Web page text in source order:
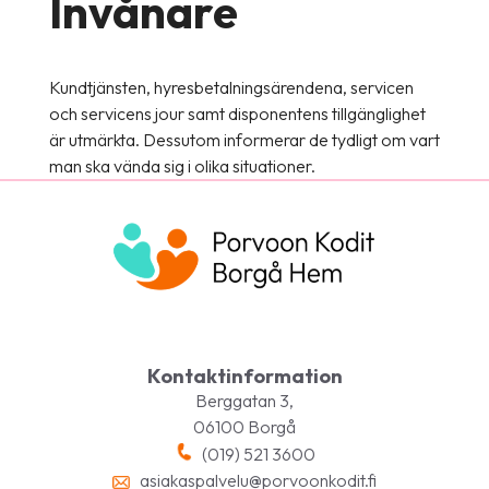
Kundtjänsten, hyresbetalningsärendena, servicen
och servicens jour samt disponentens tillgänglighet
är utmärkta. Dessutom informerar de tydligt om vart
man ska vända sig i olika situationer.
Kontaktinformation
Berggatan 3,
06100 Borgå
(019) 521 3600
asiakaspalvelu@porvoonkodit.fi